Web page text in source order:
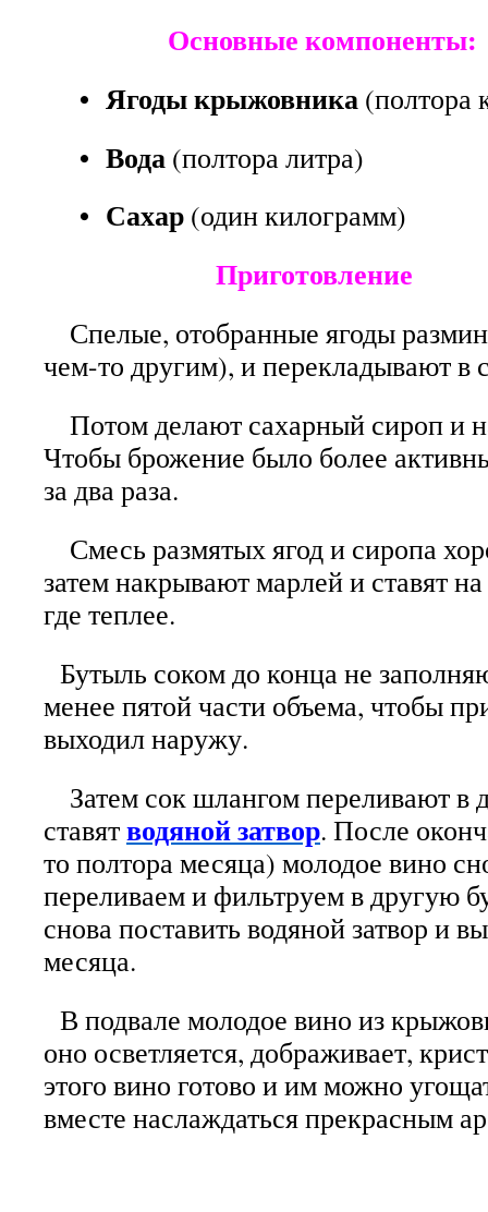
Основные компоненты:
• Ягоды крыжовника (полтора
• Вода (полтора литра)
• Сахар (один килограмм)
Приготовление
Спелые, отобранные ягоды
чем-то другим), и перекладывают в
Потом делают сахарный сироп и
Чтобы брожение было более
за два раза.
Смесь размятых ягод и сиропа
затем накрывают марлей и ставят
где теплее.
Бутыль соком до конца не
менее пятой части объема, чтобы
выходил наружу.
Затем сок шлангом переливают в
ставятводяной затвор. После
то полтора месяца) молодое вино
переливаем и фильтруем в другую
снова поставить водяной затвор и
месяца.
В подвале молодое вино из
оно осветляется, дображивает,
этого вино готово и им можно
вместе наслаждаться прекрасным